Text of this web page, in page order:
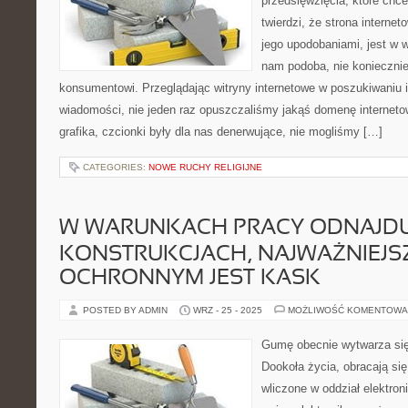
twierdzi, że strona
jego upodobaniami, jest w
nam podoba, nie
konsumentowi. Przeglądając witryny internetowe w poszukiwaniu
wiadomości, nie jeden raz opuszczaliśmy jakąś domenę
grafika, czcionki były dla nas denerwujące, nie mogliśmy […]
CATEGORIES: NOWE RUCHY RELIGIJNE
W WARUNKACH PRACY
KONSTRUKCJACH,
OCHRONNYM JEST KASK
POSTED BY ADMIN WRZ - 25 - 2025 MOŻLIWOŚĆ
Gumę obecnie wytwarza
Dookoła życia, obracają
wliczone w oddział